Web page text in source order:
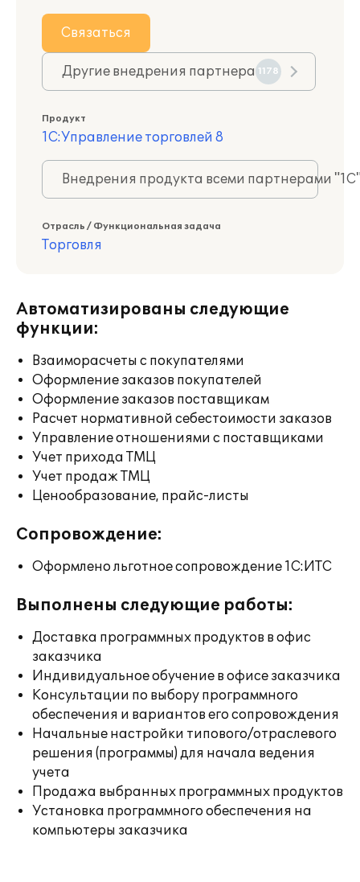
Связаться
Другие внедрения партнера 1178
Продукт
1С:Управление торговлей 8
Внедрения продукта всеми партнерами
Отрасль / Функциональная задача
Торговля
Автоматизированы следующие
функции:
Взаиморасчеты с покупателями
Оформление заказов покупателей
Оформление заказов поставщикам
Расчет нормативной себестоимости заказов
Управление отношениями с поставщиками
Учет прихода ТМЦ
Учет продаж ТМЦ
Ценообразование, прайс-листы
Сопровождение:
Оформлено льготное сопровождение 1С:ИТС
Выполнены следующие работы:
Доставка программных продуктов в офис
заказчика
Индивидуальное обучение в офисе заказчика
Консультации по выбору программного
обеспечения и вариантов его сопровождения
Начальные настройки типового/отраслевого
решения (программы) для начала ведения
учета
Продажа выбранных программных продуктов
Установка программного обеспечения на
компьютеры заказчика